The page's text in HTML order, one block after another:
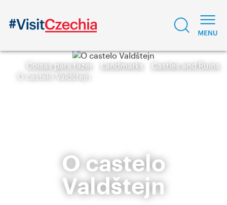
Coisas para fazer Landmarks
Castles and Ruins
O castelo Valdštejn
O castelo
Valdštejn